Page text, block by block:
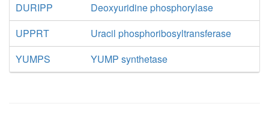
DURIPP
Deoxyuridine phosphorylase
UPPRT
Uracil phosphoribosyltransferase
YUMPS
YUMP synthetase